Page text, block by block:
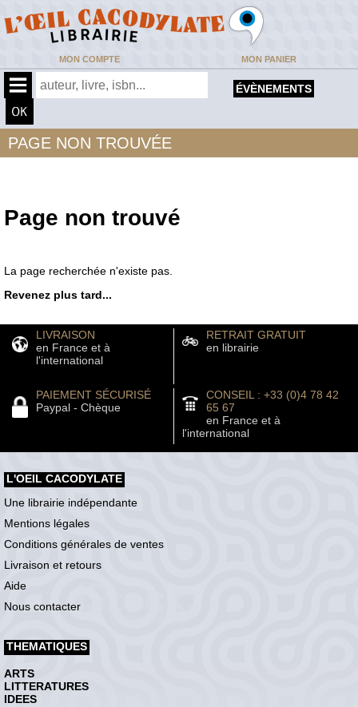
MON COMPTE MON PANIER
ÉVÈNEMENTS
PAGE NON TROUVÉE
Page non trouvé
La page recherchée n'existe pas.
Revenez plus tard...
LIVRAISON
en France et à
l'international
RETRAIT GRATUIT
en librairie
PAIEMENT SÉCURISÉ
Paypal - Chèque
CONSEIL : +33 (0)4 78 42
65 67
en France et à
l'international
L'OEIL CACODYLATE
Une librairie indépendante
Mentions légales
Conditions générales de ventes
Livraison et retours
Aide
Nous contacter
THEMATIQUES
ARTS
LITTERATURES
IDEES